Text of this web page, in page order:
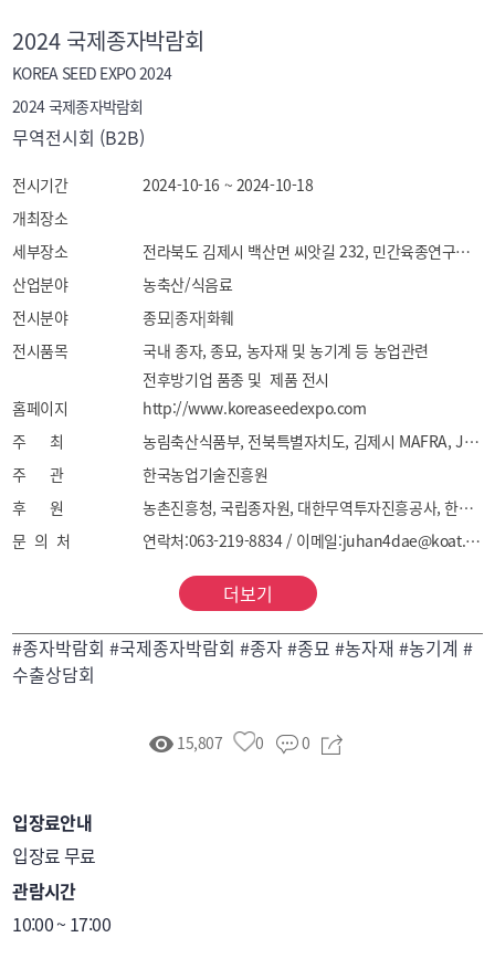
2024 국제종자박람회
KOREA SEED EXPO 2024
2024 국제종자박람회
무역전시회 (B2B)
전시기간
2024-10-16 ~ 2024-10-18
개최장소
세부장소
전라북도 김제시 백산면 씨앗길 232, 민간육종연구단지
산업분야
농축산/식음료
전시분야
종묘|종자|화훼
전시품목
국내 종자, 종묘, 농자재 및 농기계 등 농업관련
전후방기업 품종 및  제품 전시
홈페이지
http://www.koreaseedexpo.com
주 최
농림축산식품부, 전북특별자치도, 김제시 MAFRA, Jeonbuk, Gimje-si
주 관
한국농업기술진흥원
후 원
농촌진흥청, 국립종자원, 대한무역투자진흥공사, 한국무역협회, 사단법인 한국종자협회
문 의 처
연락처:063-219-8834 / 이메일:juhan4dae@koat.or.kr
더보기
#종자박람회 #국제종자박람회 #종자 #종묘 #농자재 #농기계 #
수출상담회
15,807 0 0
입장료안내
입장료 무료
관람시간
10:00 ~ 17:00